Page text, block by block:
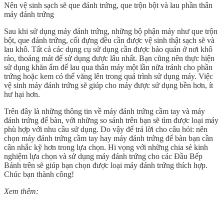
Nên vệ sinh sạch sẽ que đánh trứng, que trộn bột và lau phần thân
máy đánh trứng
Sau khi sử dụng máy đánh trứng, những bộ phận máy như que trộn
bột, que đánh trứng, cối đựng đều cần được vệ sinh thật sạch sẽ và
lau khô. Tất cả các dụng cụ sử dụng cần được bảo quản ở nơi khô
ráo, thoáng mát để sử dụng được lâu nhất. Bạn cũng nên thực hiện
sử dụng khăn ẩm để lau qua thân máy một lần nữa tránh cho phần
trứng hoặc kem có thể văng lên trong quá trình sử dụng máy. Việc
vệ sinh máy đánh trứng sẽ giúp cho máy được sử dụng bền hơn, ít
hư hại hơn.
Trên đây là những thông tin về máy đánh trứng cầm tay và máy
đánh trứng để bàn, với những so sánh trên bạn sẽ tìm được loại máy
phù hợp với nhu cầu sử dụng. Do vậy để trả lời cho câu hỏi: nên
chọn máy đánh trứng cầm tay hay máy đánh trứng để bàn bạn cần
cân nhắc kỹ hơn trong lựa chọn. Hi vọng với những chia sẻ kinh
nghiệm lựa chọn và sử dụng máy đánh trứng cho các Đầu Bếp
Bánh trên sẽ giúp bạn chọn được loại máy đánh trứng thích hợp.
Chúc bạn thành công!
Xem thêm: